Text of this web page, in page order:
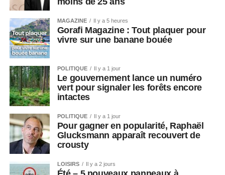
MAGAZINE Il y a 5 heures
Gorafi Magazine : Tout plaquer pour
vivre sur une banane bouée
POLITIQUE Il y a 1 jour
Le gouvernement lance un numéro
vert pour signaler les forêts encore
intactes
POLITIQUE Il y a 1 jour
Pour gagner en popularité, Raphaël
Glucksmann apparaît recouvert de
crousty
LOISIRS Il y a 2 jours